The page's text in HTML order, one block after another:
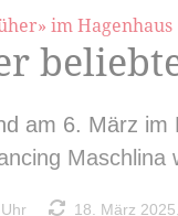
im Hagenhaus
am 6. März
18. März